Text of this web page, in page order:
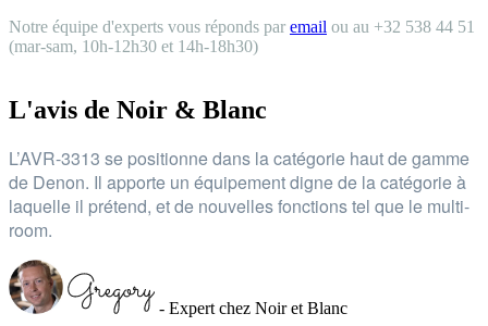
Notre équipe d'experts vous réponds par email ou au +32 538 44 51
(mar-sam, 10h-12h30 et 14h-18h30)
L'avis de Noir & Blanc
L’AVR-3313 se positionne dans la catégorie haut de gamme
de Denon. Il apporte un équipement digne de la catégorie à
laquelle il prétend, et de nouvelles fonctions tel que le multi-
room.
- Expert chez Noir et Blanc